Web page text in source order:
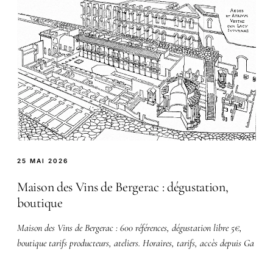
25 MAI 2026
Maison des Vins de Bergerac : dégustation,
boutique
Maison des Vins de Bergerac : 600 références, dégustation libre 5€,
boutique tarifs producteurs, ateliers. Horaires, tarifs, accès depuis Ga